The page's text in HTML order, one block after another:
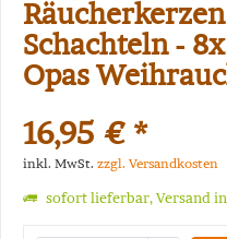
Schachteln -
Opas
16,95 € *
inkl. MwSt. zzgl. Versandkosten
sofort lieferbar, Versand